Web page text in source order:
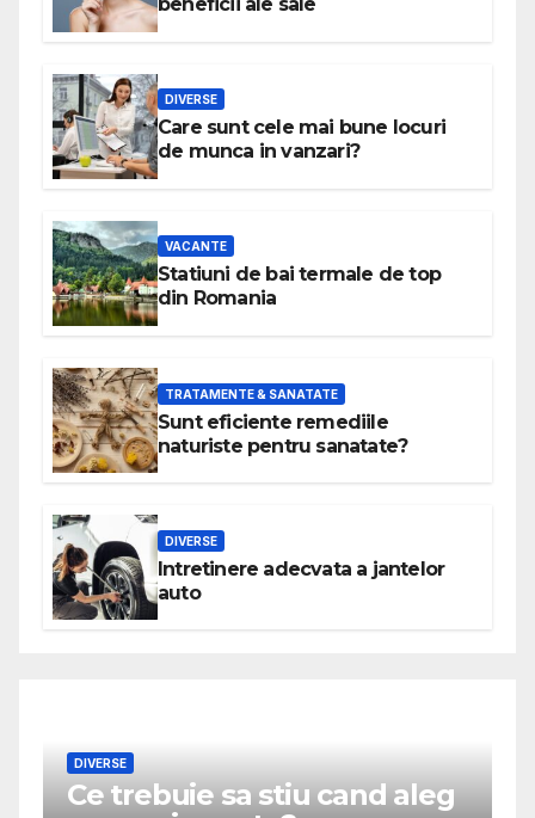
DIVERSE
Care sunt cele mai bune locuri
de munca in vanzari?
VACANTE
Statiuni de bai termale de top
din Romania
TRATAMENTE & SANATATE
Sunt eficiente remediile
naturiste pentru sanatate?
DIVERSE
Intretinere adecvata a jantelor
auto
sa stiu cand aleg